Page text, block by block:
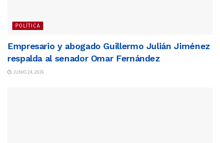
POLÍTICA
Empresario y abogado Guillermo Julián Jiménez
respalda al senador Omar Fernández
JUNIO 24, 2026